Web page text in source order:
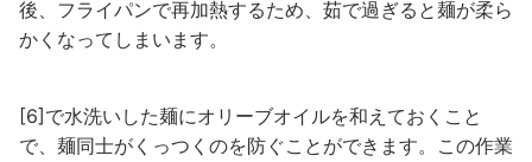
後、フライパンで再加熱するため、茹で過ぎると麺が柔ら
かくなってしまいます。
[6]で水洗いした麺にオリーブオイルを和えておくこと
で、麺同士がくっつくのを防ぐことができます。この作業